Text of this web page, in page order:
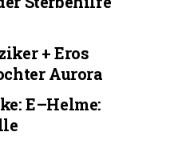
+ Eros
Aurora
E–Helme: